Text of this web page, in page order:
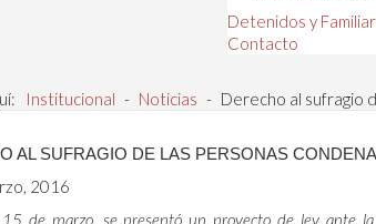
Detenidos y
Contacto
Institucional - Noticias - Derecho al sufragio
AL SUFRAGIO DE LAS PERSONAS
2016
15 de marzo, se presentó un proyecto de ley ante